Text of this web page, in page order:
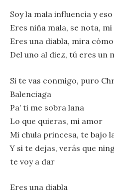
Soy la mala influencia y
Eres niña mala, se nota,
Eres una diabla, mira
Del uno al diez, tú eres un
Si te vas conmigo, puro
Balenciaga
Pa’ ti me sobra lana
Lo que quieras, mi amor
Mi chula princesa, te bajo
Y si te dejas, verás que
te voy a dar
Eres una diabla